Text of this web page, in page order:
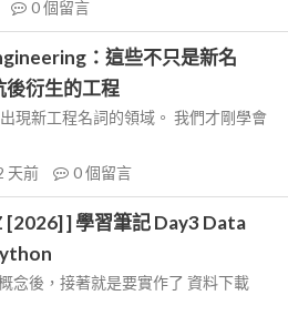
0個留言
：這些不只是新名
衍生的工程
現新工程名詞的領域。 我們才剛學會
天前 0個留言
] 學習筆記 Day3 Data
念後，接著就是要實作了 資料下載